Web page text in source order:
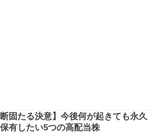
断固たる決意】今後何が起きても永久
有したい5つの高配当株